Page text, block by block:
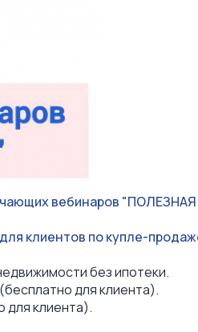
вебинаров
клиентов по купле-
без ипотеки.
для клиента).
для клиента).